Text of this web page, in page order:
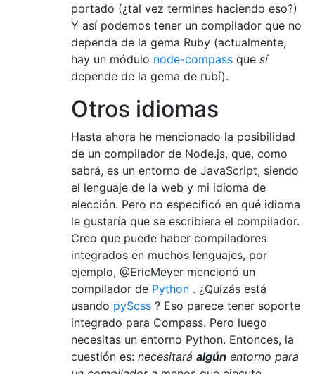
portado (¿tal vez termines haciendo eso?)
Y así podemos tener un compilador que no
dependa de la gema Ruby (actualmente,
hay un módulo node-compass que sí
depende de la gema de rubí).
Otros idiomas
Hasta ahora he mencionado la posibilidad
de un compilador de Node.js, que, como
sabrá, es un entorno de JavaScript, siendo
el lenguaje de la web y mi idioma de
elección. Pero no especificó en qué idioma
le gustaría que se escribiera el compilador.
Creo que puede haber compiladores
integrados en muchos lenguajes, por
ejemplo, @EricMeyer mencionó un
compilador de Python . ¿Quizás está
usando pyScss ? Eso parece tener soporte
integrado para Compass. Pero luego
necesitas un entorno Python. Entonces, la
cuestión es: necesitará algún entorno para